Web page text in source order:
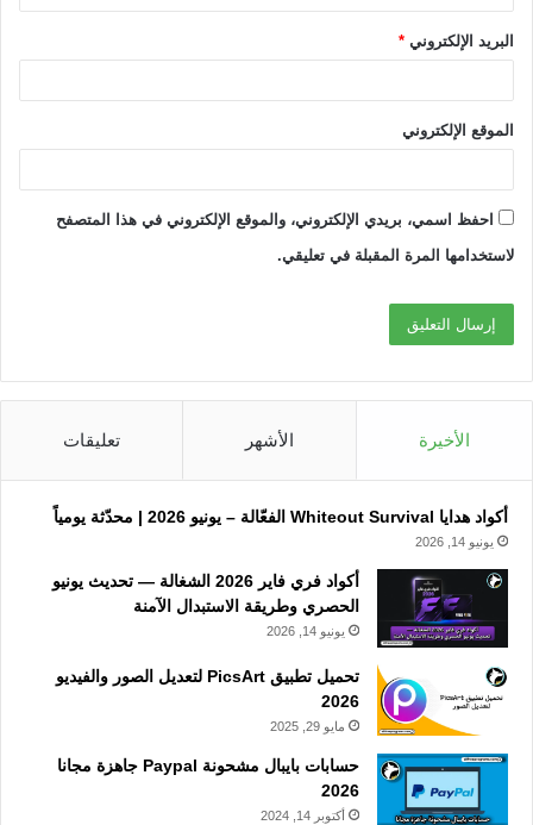
البريد الإلكتروني *
الموقع الإلكتروني
احفظ اسمي، بريدي الإلكتروني، والموقع الإلكتروني في هذا المتصفح
لاستخدامها المرة المقبلة في تعليقي.
الأخيرة الأشهر تعليقات
أكواد هدايا Whiteout Survival الفعّالة – يونيو 2026 | محدّثة يومياً
يونيو 14, 2026
أكواد فري فاير 2026 الشغالة — تحديث يونيو
الحصري وطريقة الاستبدال الآمنة
يونيو 14, 2026
تحميل تطبيق PicsArt لتعديل الصور والفيديو
2026
مايو 29, 2025
حسابات بايبال مشحونة Paypal جاهزة مجانا
2026
أكتوبر 14, 2024